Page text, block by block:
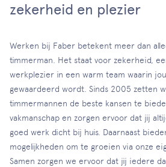
zekerheid en plezier
Werken bij Faber betekent meer dan
timmerman. Het staat voor zekerheid,
werkplezier in een warm team waarin
gewaardeerd wordt. Sinds 2005 zetten
timmermannen de beste kansen te
vakmanschap en zorgen ervoor dat jij
goed werk dicht bij huis. Daarnaast
mogelijkheden om te groeien via onze
Samen zorgen we ervoor dat jij iedere